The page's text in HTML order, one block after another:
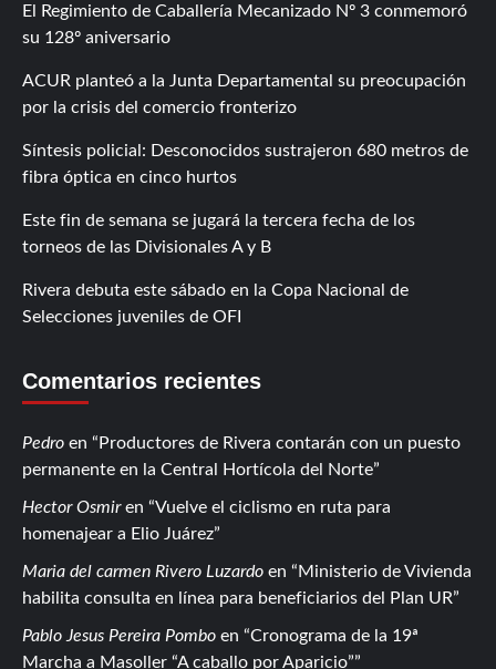
El Regimiento de Caballería Mecanizado Nº 3 conmemoró
su 128º aniversario
ACUR planteó a la Junta Departamental su preocupación
por la crisis del comercio fronterizo
Síntesis policial: Desconocidos sustrajeron 680 metros de
fibra óptica en cinco hurtos
Este fin de semana se jugará la tercera fecha de los
torneos de las Divisionales A y B
Rivera debuta este sábado en la Copa Nacional de
Selecciones juveniles de OFI
Comentarios recientes
Pedro en
Productores de Rivera contarán con un puesto
permanente en la Central Hortícola del Norte
Hector Osmiren
Vuelve el ciclismo en ruta para
homenajear a Elio Juárez
Maria del carmen Rivero Luzardo en
Ministerio de Vivienda
habilita consulta en línea para beneficiarios del Plan UR
Pablo Jesus Pereira Pombo en
Cronograma de la 19ª
Marcha a Masoller “A caballo por Aparicio”